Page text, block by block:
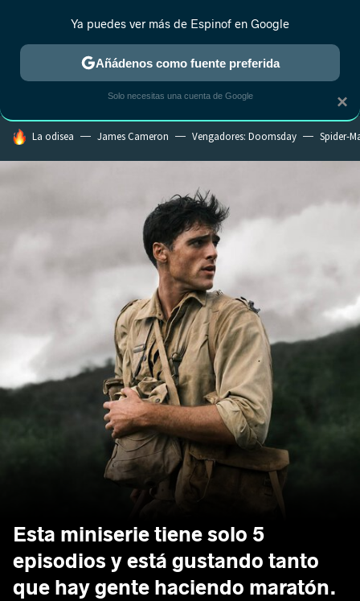
ESTRENOS REALITY ANIME RANKINGS CINE
HOY SE HABLA DE
La odisea James Cameron Vengadores: Doomsday Spider-
Esta miniserie tiene solo 5
episodios y está gustando tanto
que hay gente haciendo maratón.
×
Ya puedes ver más de Espinof en Google
Añádenos como fuente preferida
Solo necesitas una cuenta de Google